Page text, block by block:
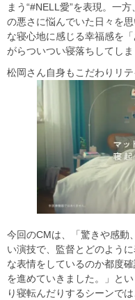
まう“#NELL愛”を表現。一
の悪さに悩んでいた日々を
な寝心地に感じる幸福感を
がらついつい寝落ちしてし
松岡さん自身もこだわりリ
今回のCMは、「驚きや感動
い演技で、監督とどのよう
な表情をしているのか都度
を進めていきました。」と
り寝転んだりするシーンで